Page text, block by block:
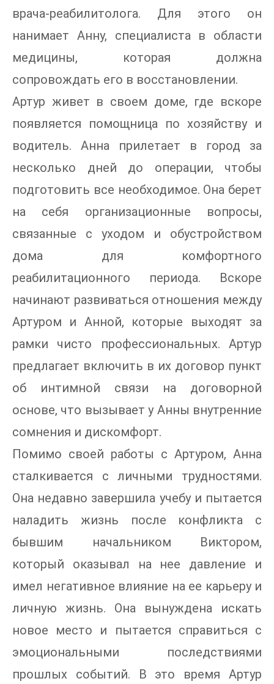
врача-реабилитолога. Для этого он
нанимает Анну, специалиста в области
медицины, которая должна
сопровождать его в восстановлении.
Артур живет в своем доме, где вскоре
появляется помощница по хозяйству и
водитель. Анна прилетает в город за
несколько дней до операции, чтобы
подготовить все необходимое. Она берет
на себя организационные вопросы,
связанные с уходом и обустройством
дома для комфортного
реабилитационного периода. Вскоре
начинают развиваться отношения между
Артуром и Анной, которые выходят за
рамки чисто профессиональных. Артур
предлагает включить в их договор пункт
об интимной связи на договорной
основе, что вызывает у Анны внутренние
сомнения и дискомфорт.
Помимо своей работы с Артуром, Анна
сталкивается с личными трудностями.
Она недавно завершила учебу и пытается
наладить жизнь после конфликта с
бывшим начальником Виктором,
который оказывал на нее давление и
имел негативное влияние на ее карьеру и
личную жизнь. Она вынуждена искать
новое место и пытается справиться с
эмоциональными последствиями
прошлых событий. В это время Артур